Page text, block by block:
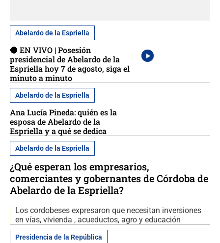
Abelardo de la Espriella
🔴 EN VIVO | Posesión
presidencial de Abelardo de la
Espriella hoy 7 de agosto, siga el
minuto a minuto
Abelardo de la Espriella
Ana Lucía Pineda: quién es la
esposa de Abelardo de la
Espriella y a qué se dedica
Abelardo de la Espriella
¿Qué esperan los empresarios,
comerciantes y gobernantes de Córdoba de
Abelardo de la Espriella?
Los cordobeses expresaron que necesitan inversiones
en vías, vivienda , acueductos, agro y educación
Presidencia de la República